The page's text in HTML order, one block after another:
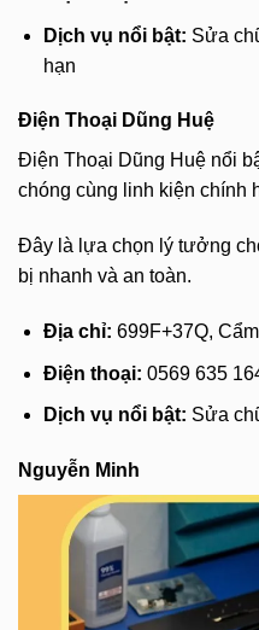
Dịch vụ nổi bật: Sửa
hạn
Điện Thoại Dũng Huệ
Điện Thoại Dũng Huệ nổi
chóng cùng linh kiện chính
Đây là lựa chọn lý tưởng
bị nhanh và an toàn.
Địa chỉ: 699F+37Q,
Điện thoại: 0569 635
Dịch vụ nổi bật: Sửa
Nguyễn Minh